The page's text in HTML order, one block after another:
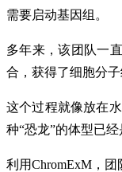
需要启动基因组。
多年来，该团队一
合，获得了细胞分
这个过程就像放在
种“恐龙”的体型已经
利用ChromExM，